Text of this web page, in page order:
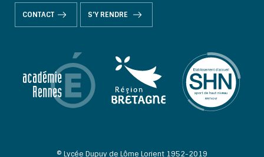
CONTACT S'Y RENDRE
© Lycée Dupuy de Lôme Lorient 1952-2019